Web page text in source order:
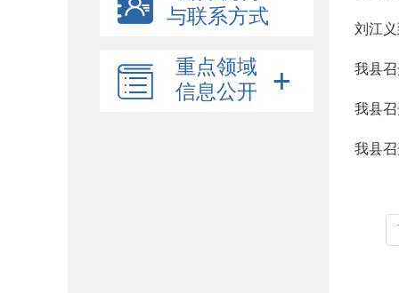
与联系方式
重点领域
信息公开
刘江
我县
我县
我县